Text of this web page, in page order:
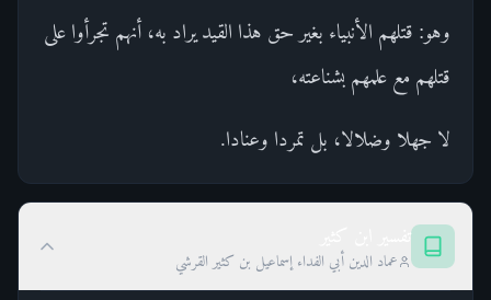
وهو: قتلهم الأنبياء بغير حق هذا القيد يراد به، أنهم تجرأوا على
قتلهم مع علمهم بشناعته،
لا جهلا وضلالا، بل تمردا وعنادا.
عماد الدين أبي الفداء إسماعيل بن كثير القرشي